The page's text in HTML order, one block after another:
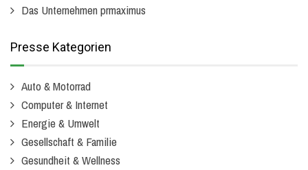
Das Unternehmen prmaximus
Presse Kategorien
Auto & Motorrad
Computer & Internet
Energie & Umwelt
Gesellschaft & Familie
Gesundheit & Wellness